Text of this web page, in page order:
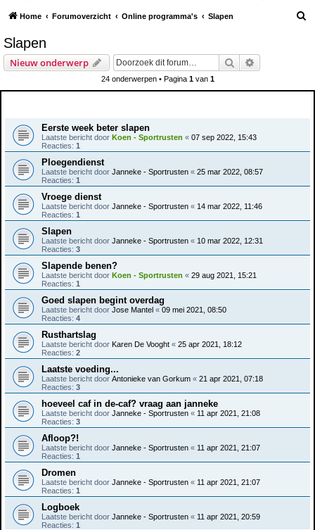
Home Forumoverzicht Online programma's Slapen
Slapen
Nieuw onderwerp Zoek
24 onderwerpen • Pagina 1van 1
Eerste week beter slapen
Laatste bericht door Koen - Sportrusten « 07 sep 2022, 15:43
Reacties: 1
Ploegendienst
Laatste bericht door Janneke - Sportrusten « 25 mar 2022, 08:57
Reacties: 1
Vroege dienst
Laatste bericht door Janneke - Sportrusten « 14 mar 2022, 11:46
Reacties: 1
Slapen
Laatste bericht door Janneke - Sportrusten « 10 mar 2022, 12:31
Reacties: 3
Slapende benen?
Laatste bericht door Koen - Sportrusten « 29 aug 2021, 15:21
Reacties: 1
Goed slapen begint overdag
Laatste bericht door Jose Mantel « 09 mei 2021, 08:50
Reacties: 4
Rusthartslag
Laatste bericht door Karen De Vooght « 25 apr 2021, 18:12
Reacties: 2
Laatste voeding...
Laatste bericht door Antonieke van Gorkum « 21 apr 2021, 07:18
Reacties: 3
hoeveel caf in de-caf? vraag aan janneke
Laatste bericht door Janneke - Sportrusten « 11 apr 2021, 21:08
Reacties: 3
Afloop?!
Laatste bericht door Janneke - Sportrusten « 11 apr 2021, 21:07
Reacties: 1
Dromen
Laatste bericht door Janneke - Sportrusten « 11 apr 2021, 21:07
Reacties: 1
Logboek
Laatste bericht door Janneke - Sportrusten « 11 apr 2021, 20:59
Reacties: 1